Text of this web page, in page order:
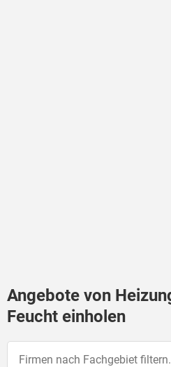
Angebote von
Feucht einholen